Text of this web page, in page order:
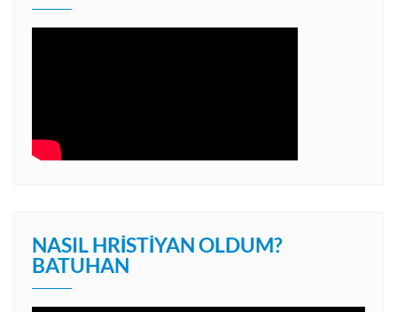
NASIL HRISTIYAN OLDUM?
BATUHAN